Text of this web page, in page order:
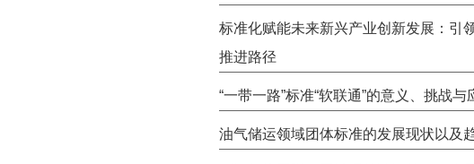
标准化赋能未来新兴产业创新发展：引
推进路径
“一带一路”标准“软联通”的意义、挑战与
油气储运领域团体标准的发展现状以及